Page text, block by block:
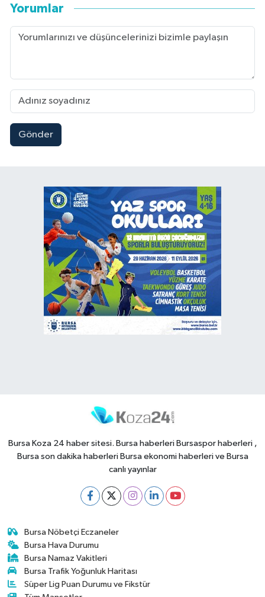
Yorumlar
Gönder
Bursa Koza 24 haber sitesi. Bursa haberleri Bursaspor haberleri ,
Bursa son dakika haberleri Bursa ekonomi haberleri ve Bursa
canlı yayınlar
Bursa Nöbetçi Eczaneler
Bursa Hava Durumu
Bursa Namaz Vakitleri
Bursa Trafik Yoğunluk Haritası
Süper Lig Puan Durumu ve Fikstür